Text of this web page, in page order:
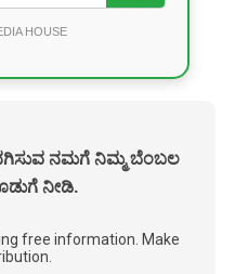
HOUSE
ನಮಗೆ ನಿಮ್ಮ ಬೆಂಬಲ
ನೀಡಿ.
free information. Make